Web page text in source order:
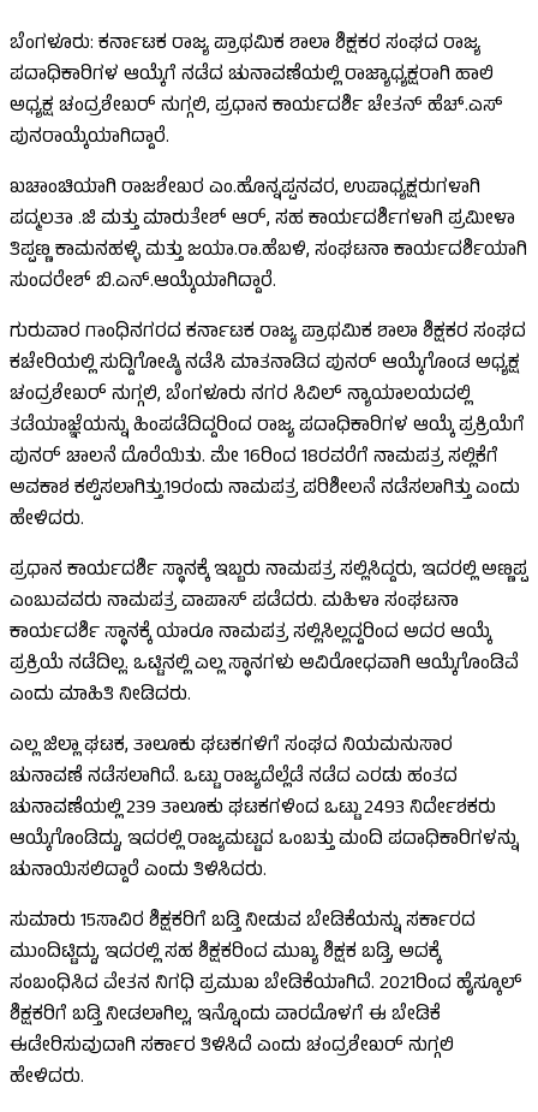
ಬೆಂಗಳೂರು: ಕರ್ನಾಟಕ ರಾಜ್ಯ ಪ್ರಾಥಮಿಕ ಶಾಲಾ ಶಿಕ್ಷಕರ ಸಂಘದ ರಾಜ್ಯ
ಪದಾಧಿಕಾರಿಗಳ ಆಯ್ಕೆಗೆ ನಡೆದ ಚುನಾವಣೆಯಲ್ಲಿ ರಾಜ್ಯಾಧ್ಯಕ್ಷರಾಗಿ ಹಾಲಿ
ಅಧ್ಯಕ್ಷ ಚಂದ್ರಶೇಖರ್ ನುಗ್ಗಲಿ, ಪ್ರಧಾನ ಕಾರ್ಯದರ್ಶಿ ಚೇತನ್ ಹೆಚ್.ಎಸ್
ಪುನರಾಯ್ಕೆಯಾಗಿದ್ದಾರೆ.
ಖಚಾಂಚಿಯಾಗಿ ರಾಜಶೇಖರ ಎಂ.ಹೊನ್ನಪ್ಪನವರ, ಉಪಾಧ್ಯಕ್ಷರುಗಳಾಗಿ
ಪದ್ಮಲತಾ .ಜಿ ಮತ್ತು ಮಾರುತೇಶ್ ಆರ್, ಸಹ ಕಾರ್ಯದರ್ಶಿಗಳಾಗಿ ಪ್ರಮೀಳಾ
ತಿಪ್ಪಣ್ಣ ಕಾಮನಹಳ್ಳಿ ಮತ್ತು ಜಯಾ.ರಾ.ಹೆಬಳಿ, ಸಂಘಟನಾ ಕಾರ್ಯದರ್ಶಿಯಾಗಿ
ಸುಂದರೇಶ್ ಬಿ.ಎನ್.ಆಯ್ಕೆಯಾಗಿದ್ದಾರೆ.
ಗುರುವಾರ ಗಾಂಧಿನಗರದ ಕರ್ನಾಟಕ ರಾಜ್ಯ ಪ್ರಾಥಮಿಕ ಶಾಲಾ ಶಿಕ್ಷಕರ ಸಂಘದ
ಕಚೇರಿಯಲ್ಲಿ ಸುದ್ದಿಗೋಷ್ಠಿ ನಡೆಸಿ ಮಾತನಾಡಿದ ಪುನರ್ ಆಯ್ಕೆಗೊಂಡ ಅಧ್ಯಕ್ಷ
ಚಂದ್ರಶೇಖರ್ ನುಗ್ಗಲಿ, ಬೆಂಗಳೂರು ನಗರ ಸಿವಿಲ್ ನ್ಯಾಯಾಲಯದಲ್ಲಿ
ತಡೆಯಾಜ್ಞೆಯನ್ನು ಹಿಂಪಡೆದಿದ್ದರಿಂದ ರಾಜ್ಯ ಪದಾಧಿಕಾರಿಗಳ ಆಯ್ಕೆ ಪ್ರಕ್ರಿಯೆಗೆ
ಪುನರ್ ಚಾಲನೆ ದೊರೆಯಿತು. ಮೇ 16ರಿಂದ 18ರವರೆಗೆ ನಾಮಪತ್ರ ಸಲ್ಲಿಕೆಗೆ
ಅವಕಾಶ ಕಲ್ಪಿಸಲಾಗಿತ್ತು.19ರಂದು ನಾಮಪತ್ರ ಪರಿಶೀಲನೆ ನಡೆಸಲಾಗಿತ್ತು ಎಂದು
ಹೇಳಿದರು.
ಪ್ರಧಾನ ಕಾರ್ಯದರ್ಶಿ ಸ್ಥಾನಕ್ಕೆ ಇಬ್ಬರು ನಾಮಪತ್ರ ಸಲ್ಲಿಸಿದ್ದರು, ಇದರಲ್ಲಿ ಅಣ್ಣಪ್ಪ
ಎಂಬುವವರು ನಾಮಪತ್ರ ವಾಪಾಸ್ ಪಡೆದರು. ಮಹಿಳಾ ಸಂಘಟನಾ
ಕಾರ್ಯದರ್ಶಿ ಸ್ಥಾನಕ್ಕೆ ಯಾರೂ ನಾಮಪತ್ರ ಸಲ್ಲಿಸಿಲ್ಲದ್ದರಿಂದ ಅದರ ಆಯ್ಕೆ
ಪ್ರಕ್ರಿಯೆ ನಡೆದಿಲ್ಲ. ಒಟ್ಟಿನಲ್ಲಿ ಎಲ್ಲ ಸ್ಥಾನಗಳು ಅವಿರೋಧವಾಗಿ ಆಯ್ಕೆಗೊಂಡಿವೆ
ಎಂದು ಮಾಹಿತಿ ನೀಡಿದರು.
ಎಲ್ಲ ಜಿಲ್ಲಾ ಘಟಕ, ತಾಲೂಕು ಘಟಕಗಳಿಗೆ ಸಂಘದ ನಿಯಮನುಸಾರ
ಚುನಾವಣೆ ನಡೆಸಲಾಗಿದೆ. ಒಟ್ಟು ರಾಜ್ಯದೆಲ್ಲೆಡೆ ನಡೆದ ಎರಡು ಹಂತದ
ಚುನಾವಣೆಯಲ್ಲಿ 239 ತಾಲೂಕು ಘಟಕಗಳಿಂದ ಒಟ್ಟು 2493 ನಿರ್ದೇಶಕರು
ಆಯ್ಕೆಗೊಂಡಿದ್ದು, ಇದರಲ್ಲಿ ರಾಜ್ಯಮಟ್ಟದ ಒಂಬತ್ತು ಮಂದಿ ಪದಾಧಿಕಾರಿಗಳನ್ನು
ಚುನಾಯಿಸಲಿದ್ದಾರೆ ಎಂದು ತಿಳಿಸಿದರು.
ಸುಮಾರು 15ಸಾವಿರ ಶಿಕ್ಷಕರಿಗೆ ಬಡ್ತಿ ನೀಡುವ ಬೇಡಿಕೆಯನ್ನು ಸರ್ಕಾರದ
ಮುಂದಿಟ್ಟಿದ್ದು, ಇದರಲ್ಲಿ ಸಹ ಶಿಕ್ಷಕರಿಂದ ಮುಖ್ಯ ಶಿಕ್ಷಕ ಬಡ್ತಿ, ಅದಕ್ಕೆ
ಸಂಬಂಧಿಸಿದ ವೇತನ ನಿಗಧಿ ಪ್ರಮುಖ ಬೇಡಿಕೆಯಾಗಿದೆ. 2021ರಿಂದ ಹೈಸ್ಕೂಲ್
ಶಿಕ್ಷಕರಿಗೆ ಬಡ್ತಿ ನೀಡಲಾಗಿಲ್ಲ, ಇನ್ನೊಂದು ವಾರದೊಳಗೆ ಈ ಬೇಡಿಕೆ
ಈಡೇರಿಸುವುದಾಗಿ ಸರ್ಕಾರ ತಿಳಿಸಿದೆ ಎಂದು ಚಂದ್ರಶೇಖರ್ ನುಗ್ಗಲಿ
ಹೇಳಿದರು.